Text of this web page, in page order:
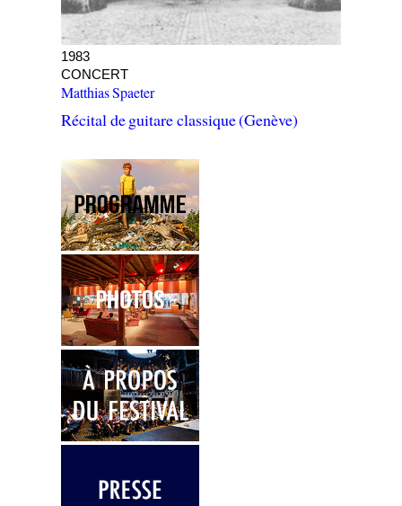
Récital de guitare classique
1983
CONCERT
Matthias Spaeter
Récital de guitare classique (Genève)